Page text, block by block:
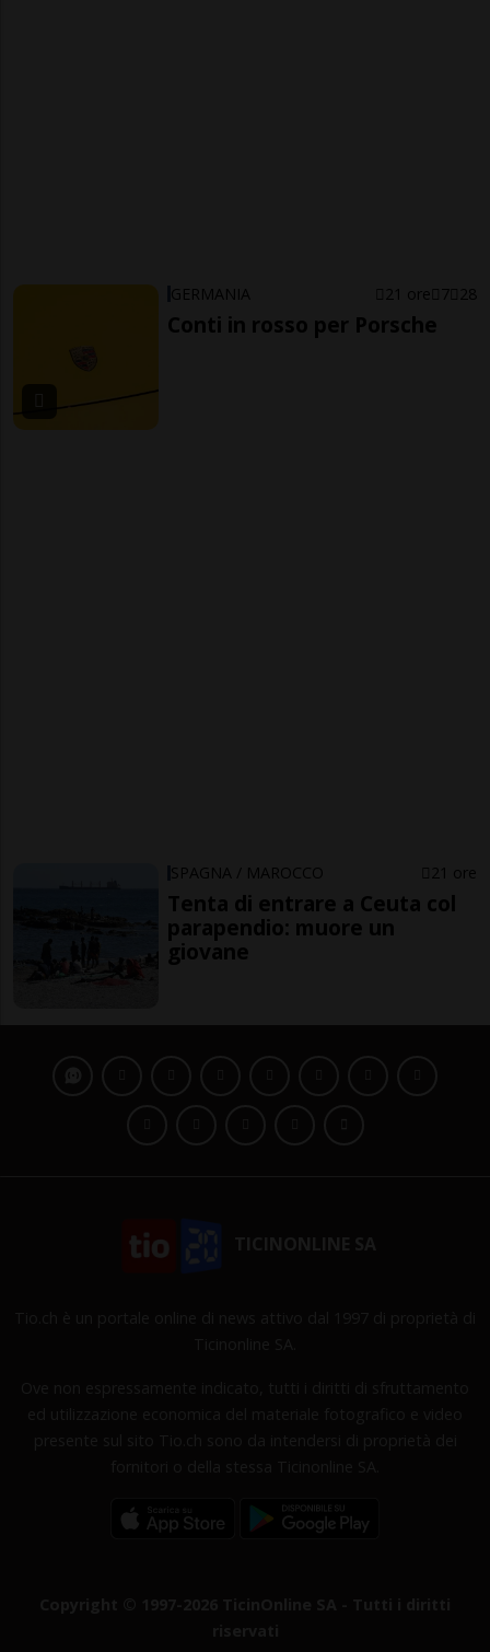
GERMANIA 21 ore 7 28
Conti in rosso per Porsche
SPAGNA / MAROCCO 21 ore
Tenta di entrare a Ceuta col
parapendio: muore un
giovane